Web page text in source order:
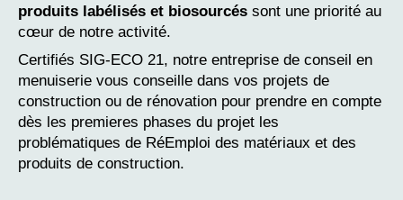
produits labélisés et biosourcés sont une priorité au
cœur de notre activité.
Certifiés SIG-ECO 21, notre entreprise de conseil en
menuiserie vous conseille dans vos projets de
construction ou de rénovation pour prendre en compte
dès les premieres phases du projet les
problématiques de RéEmploi des matériaux et des
produits de construction.